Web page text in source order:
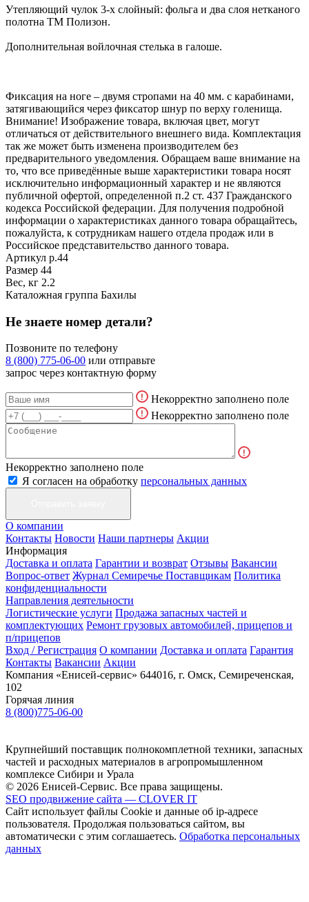
Утепляющий чулок 3-х слойный: фольга и два слоя нетканого
полотна ТМ Полизон.
Дополнительная войлочная стелька в галоше.
Фиксация на ноге – двумя стропами на 40 мм. с карабинами,
затягивающийся через фиксатор шнур по верху голенища.
Внимание! Изображение товара, включая цвет, могут
отличаться от действительного внешнего вида. Комплектация
так же может быть изменена производителем без
предварительного уведомления. Обращаем ваше внимание на
то, что все приведённые выше характеристики товара носят
исключительно информационный характер и не являются
публичной офертой, определенной п.2 ст. 437 Гражданского
кодекса Российской федерации. Для получения подробной
информации о характеристиках данного товара обращайтесь,
пожалуйста, к сотрудникам нашего отдела продаж или в
Российское представительство данного товара.
Артикул р.44
Размер 44
Вес, кг 2.2
Каталожная группа Бахилы
Не знаете номер детали?
Позвоните по телефону
8 (800) 775-06-00 или отправьте
запрос через контактную форму
Некорректно заполнено поле
Некорректно заполнено поле
Некорректно заполнено поле
Я согласен на обработку персональных данных
О компании
Контакты Новости Наши партнеры Акции
Информация
Доставка и оплата Гарантии и возврат Отзывы Вакансии
Вопрос-ответ Журнал Семиречье Поставщикам Политика
конфиденциальности
Направления деятельности
Логистические услуги Продажа запасных частей и
комплектующих Ремонт грузовых автомобилей, прицепов и
п/прицепов
Вход / Регистрация О компании Доставка и оплата Гарантия
Контакты Вакансии Акции
Компания «Енисей-сервис» 644016, г. Омск, Семиреченская,
102
Горячая линия
8 (800)775-06-00
Крупнейший поставщик полнокомплетной техники, запасных
частей и расходных материалов в агропромышленном
комплексе Сибири и Урала
© 2026 Енисей-Сервис. Все права защищены.
SEO продвижение сайта — CLOVER IT
Сайт использует файлы Cookie и данные об ip-адресе
пользователя. Продолжая пользоваться сайтом, вы
автоматически с этим соглашаетесь. Обработка персональных
данных